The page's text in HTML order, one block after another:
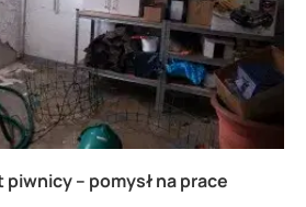
– pomysł na prace